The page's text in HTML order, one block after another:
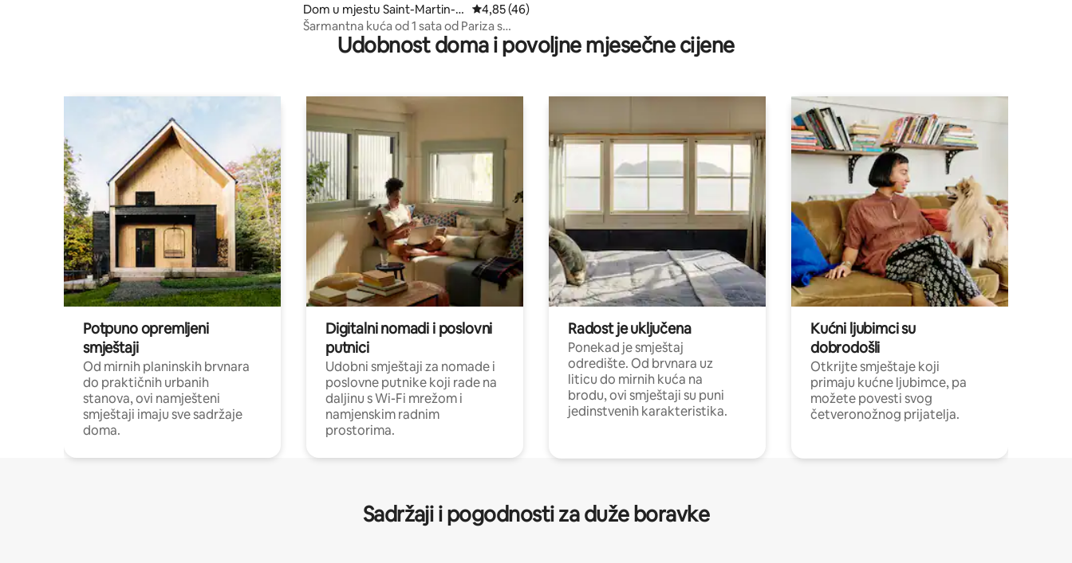
Dom u mjestu Saint-Martin-d
e-Nigelles
Prosječna ocjena: 4,85 od 5, recenzija: 46
4,85 (46)
Šarmantna kuća od 1 sata od Pariza s
privatnim bazenom
Udobnost doma i povoljne mjesečne cijene
Potpuno opremljeni
smještaji
Od mirnih planinskih brvnara
do praktičnih urbanih
stanova, ovi namješteni
smještaji imaju sve sadržaje
doma.
Digitalni nomadi i poslovni
putnici
Udobni smještaji za nomade i
poslovne putnike koji rade na
daljinu s Wi-Fi mrežom i
namjenskim radnim
prostorima.
Radost je uključena
Ponekad je smještaj
odredište. Od brvnara uz
liticu do mirnih kuća na
brodu, ovi smještaji su puni
jedinstvenih karakteristika.
Kućni ljubimci su
dobrodošli
Otkrijte smještaje koji
primaju kućne ljubimce, pa
možete povesti svog
četveronožnog prijatelja.
Sadržaji i pogodnosti za duže boravke